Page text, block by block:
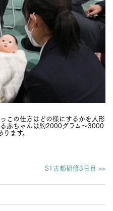
この仕方はどの様にするかを人形
赤ちゃんは約2000グラム～3000
ます。
S1古都研修3日目 >>